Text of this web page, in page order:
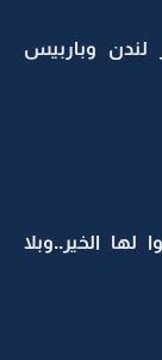
وباربيس
لها الخير..وبلا